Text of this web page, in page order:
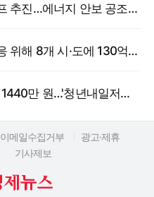
한일, 원유·석유제품 스와프 추진…에너지 안보 공조 강화
고용부, 중동전쟁 여파 대응 위해 8개 시·도에 130억 원 긴급 투입
월 10만 원 저축 시 3년 뒤 1440만 원…'청년내일저축계좌' 신규 모집
이메일수집거부
광고·제휴
기사제보